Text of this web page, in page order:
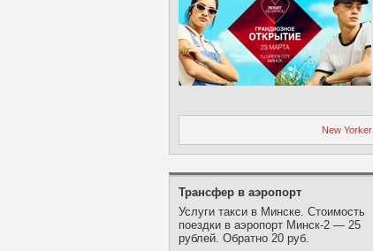
New Yorker
Трансфер в аэропорт
Услуги такси в Минске. Стоимость
поездки в аэропорт Минск-2 — 25
рублей. Обратно 20 руб.